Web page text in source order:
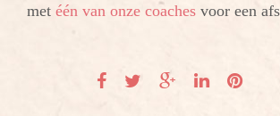
met één van onze coaches voor een